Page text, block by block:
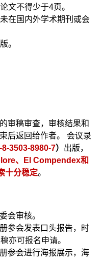
文不得少于4页。
在国内外学术期刊或会
。
审稿审查，审核结果和
后返回给作者。 会议录
8-3503-8980-7） 出版，
、EI Compendex和
十分稳定。
会审核。
参会发表口头报告，时
亦可报名申请。
参会进行海报展示，海